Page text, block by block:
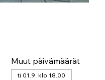
Muut päivämäärät
ti 01.9. klo 18.00